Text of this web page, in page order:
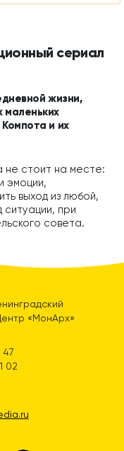
сериал
жизни,
маленьких
и их
не стоит на месте:
эмоции,
выход из любой,
при
совета.
«МонАрх»
47
02